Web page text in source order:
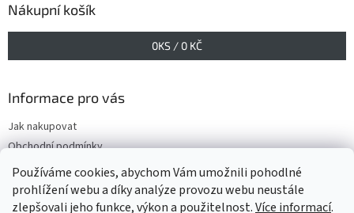
Používáme cookies, abychom Vám umožnili pohodlné
prohlížení webu a díky analýze provozu webu neustále
zlepšovali jeho funkce, výkon a použitelnost.Více informací.
Nákupní košík
0KS / 0 KČ
Informace pro vás
Jak nakupovat
Obchodní podmínky
Podmínky ochrany osobních údajů